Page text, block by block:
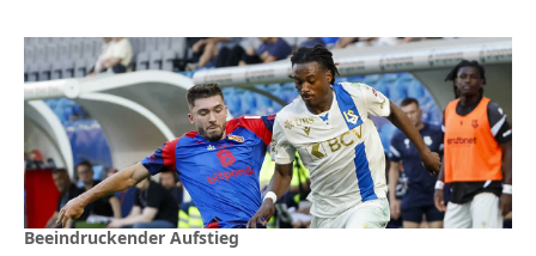
Beeindruckender Aufstieg